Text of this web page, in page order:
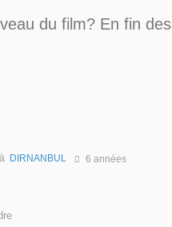
du film? En fin
DIRNANBUL 6 années